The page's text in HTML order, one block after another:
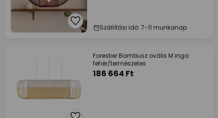
Szállítási idő: 7-11 munkanap
Forestier Bambusz ovális M inga
fehér/természetes
186 664 Ft